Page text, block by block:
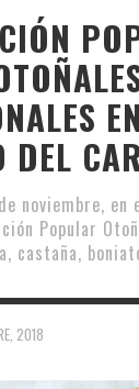
DEL
noviembre,
Popular
castaña,
2018